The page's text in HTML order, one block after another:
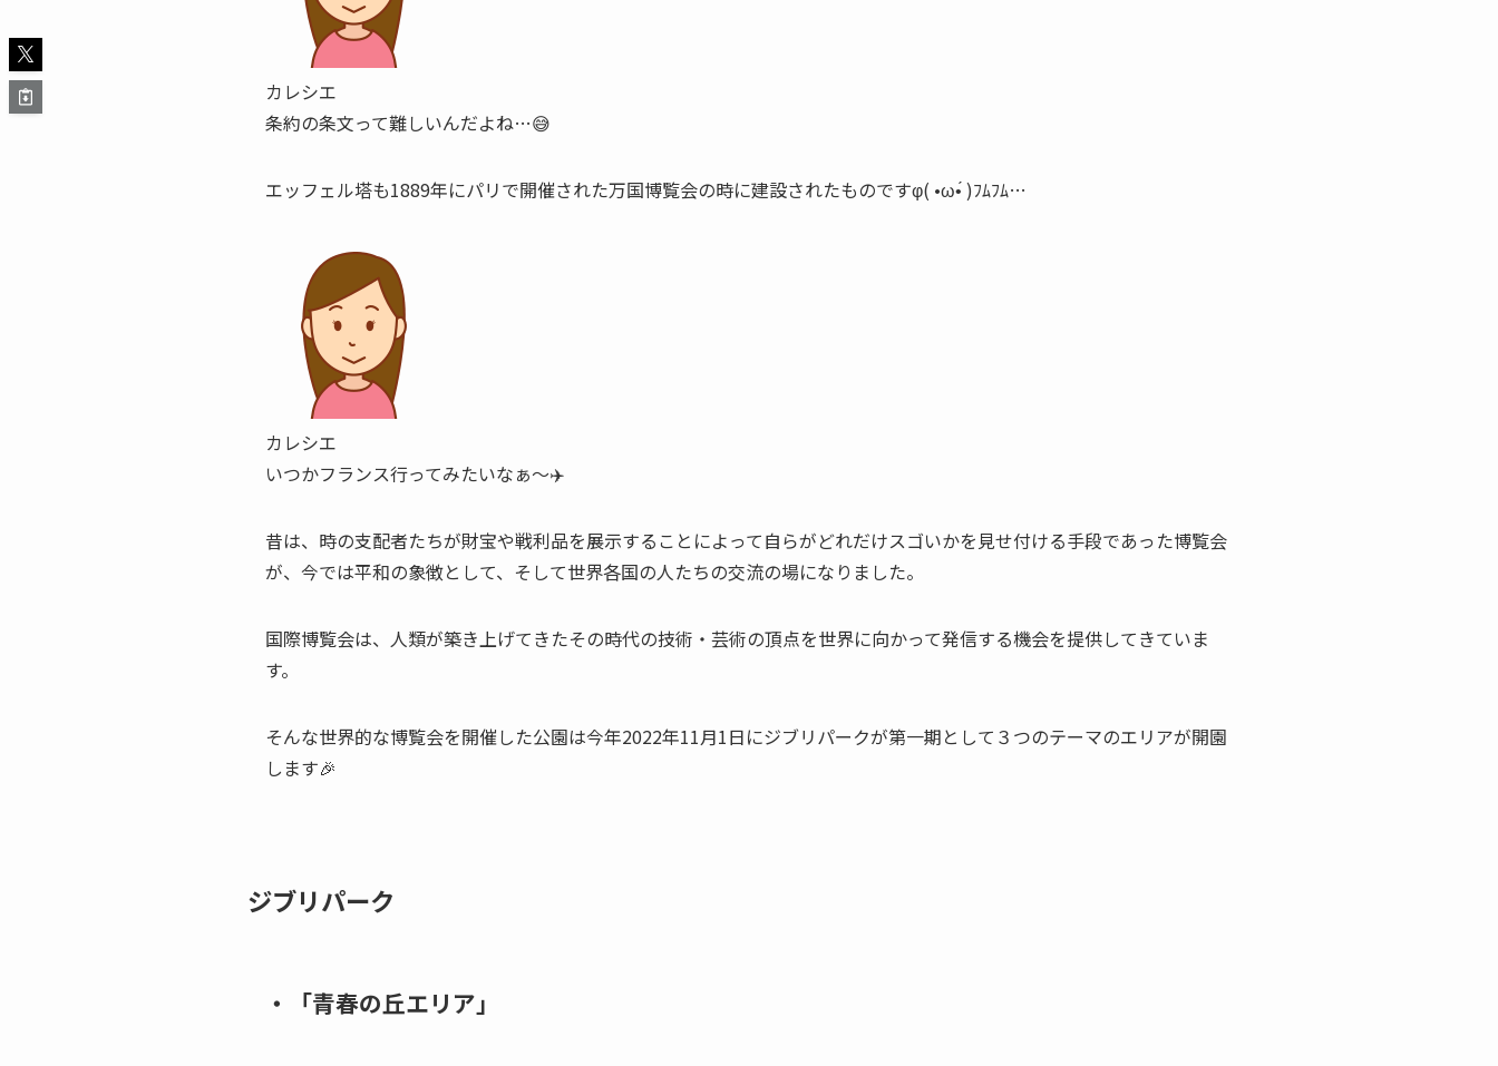
カレシエ
条約の条文って難しいんだよね…😅
エッフェル塔も1889年にパリで開催された万国博覧会の時に建設されたものですφ( •ω•́ )ﾌﾑﾌﾑ…
カレシエ
いつかフランス行ってみたいなぁ〜✈️
昔は、時の支配者たちが財宝や戦利品を展示することによって自らがどれだけスゴいかを見せ付ける手段であった博覧会
が、今では平和の象徴として、そして世界各国の人たちの交流の場になりました。
国際博覧会は、人類が築き上げてきたその時代の技術・芸術の頂点を世界に向かって発信する機会を提供してきていま
す。
そんな世界的な博覧会を開催した公園は今年2022年11月1日にジブリパークが第一期として３つのテーマのエリアが開園
します🎉
ジブリパーク
・「青春の丘エリア」